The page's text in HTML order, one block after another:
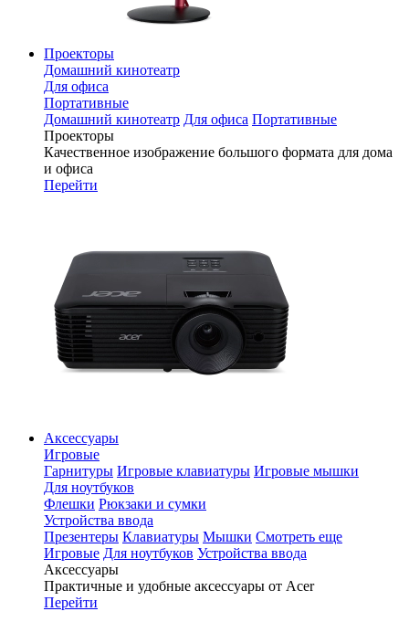
Проекторы
Домашний кинотеатр
Для офиса
Портативные
Домашний кинотеатр Для офиса Портативные
Проекторы
Качественное изображение большого формата для дома
и офиса
Перейти
Аксессуары
Игровые
Гарнитуры Игровые клавиатуры Игровые мышки
Для ноутбуков
Флешки Рюкзаки и сумки
Устройства ввода
Презентеры Клавиатуры Мышки Смотреть еще
Игровые Для ноутбуков Устройства ввода
Аксессуары
Практичные и удобные аксессуары от Acer
Перейти